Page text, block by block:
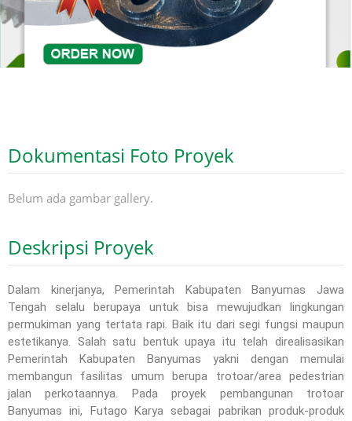
Dokumentasi Foto Proyek
Belum ada gambar gallery.
Deskripsi Proyek
Dalam kinerjanya, Pemerintah Kabupaten Banyumas Jawa
Tengah selalu berupaya untuk bisa mewujudkan lingkungan
permukiman yang tertata rapi. Baik itu dari segi fungsi maupun
estetikanya. Salah satu bentuk upaya itu telah direalisasikan
Pemerintah Kabupaten Banyumas yakni dengan memulai
membangun fasilitas umum berupa trotoar/area pedestrian
jalan perkotaannya. Pada proyek pembangunan trotoar
Banyumas ini, Futago Karya sebagai pabrikan produk-produk